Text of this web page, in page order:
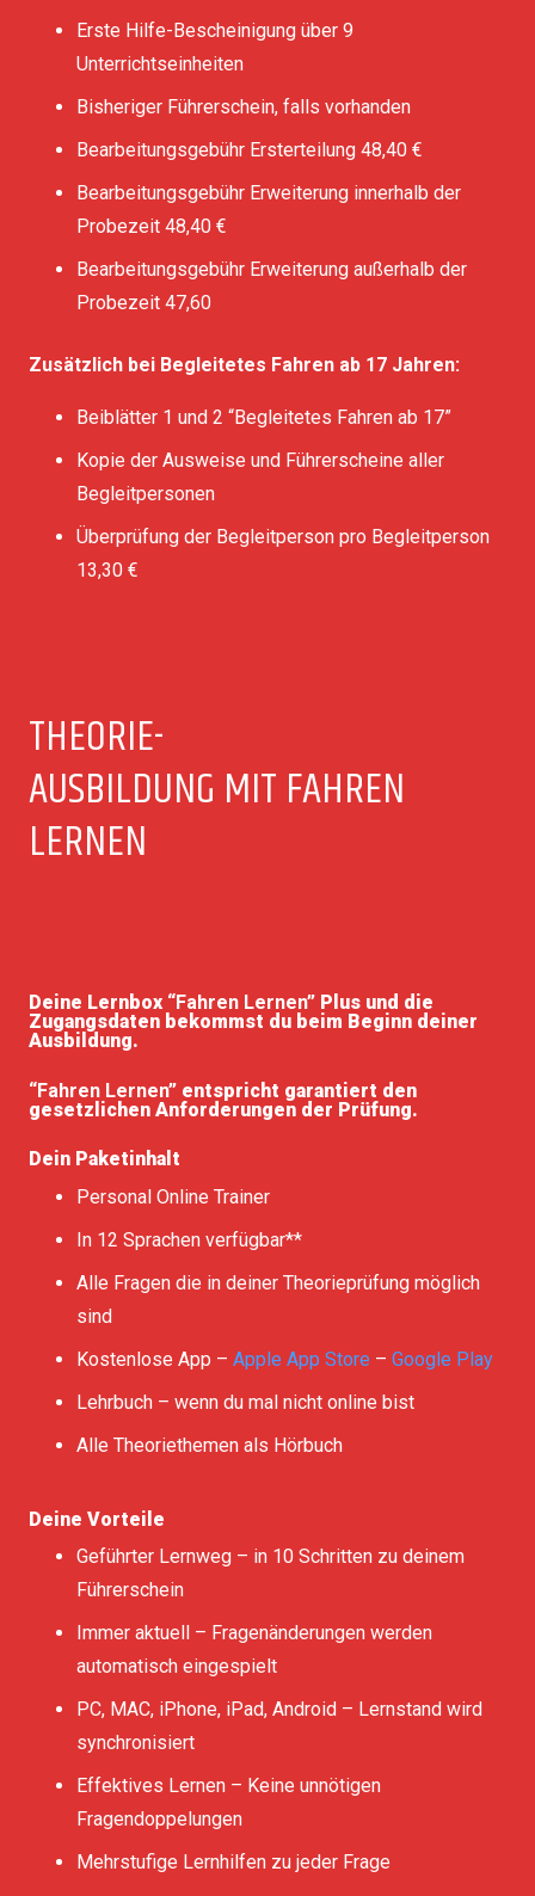
Erste Hilfe-Bescheinigung über 9
Unterrichtseinheiten
Bisheriger Führerschein, falls vorhanden
Bearbeitungsgebühr Ersterteilung 48,40 €
Bearbeitungsgebühr Erweiterung innerhalb der
Probezeit 48,40 €
Bearbeitungsgebühr Erweiterung außerhalb der
Probezeit 47,60
Zusätzlich bei Begleitetes Fahren ab 17 Jahren:
Beiblätter 1 und 2 “Begleitetes Fahren ab 17”
Kopie der Ausweise und Führerscheine aller
Begleitpersonen
Überprüfung der Begleitperson pro Begleitperson
13,30 €
THEORIE-
AUSBILDUNG MIT FAHREN
LERNEN
Deine Lernbox “Fahren Lernen” Plus und die
Zugangsdaten bekommst du beim Beginn deiner
Ausbildung.
“Fahren Lernen” entspricht garantiert den
gesetzlichen Anforderungen der Prüfung.
Dein Paketinhalt
Personal Online Trainer
In 12 Sprachen verfügbar**
Alle Fragen die in deiner Theorieprüfung möglich
sind
Kostenlose App – Apple App Store – Google Play
Lehrbuch – wenn du mal nicht online bist
Alle Theoriethemen als Hörbuch
Deine Vorteile
Geführter Lernweg – in 10 Schritten zu deinem
Führerschein
Immer aktuell – Fragenänderungen werden
automatisch eingespielt
PC, MAC, iPhone, iPad, Android – Lernstand wird
synchronisiert
Effektives Lernen – Keine unnötigen
Fragendoppelungen
Mehrstufige Lernhilfen zu jeder Frage